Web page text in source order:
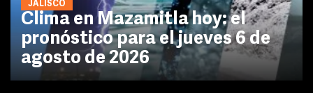
JALISCO
Clima en Mazamitla hoy: el
pronóstico para el jueves 6 de
agosto de 2026